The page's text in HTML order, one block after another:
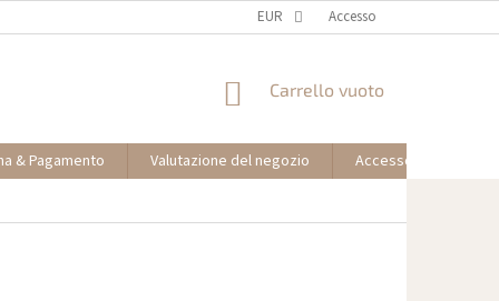
EUR Accesso
CARRELLO
SPESA
Carrello vuoto
& Pagamento Valutazione del negozio
Accesso partner